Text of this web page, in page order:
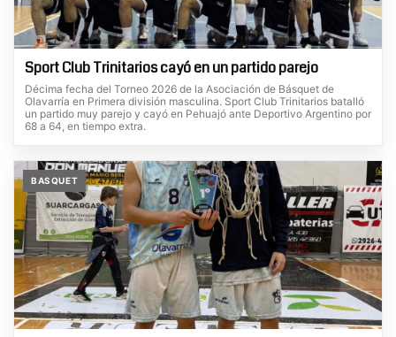
Sport Club Trinitarios cayó en un partido parejo
Décima fecha del Torneo 2026 de la Asociación de Básquet de
Olavarría en Primera división masculina. Sport Club Trinitarios batalló
un partido muy parejo y cayó en Pehuajó ante Deportivo Argentino por
68 a 64, en tiempo extra.
BASQUET